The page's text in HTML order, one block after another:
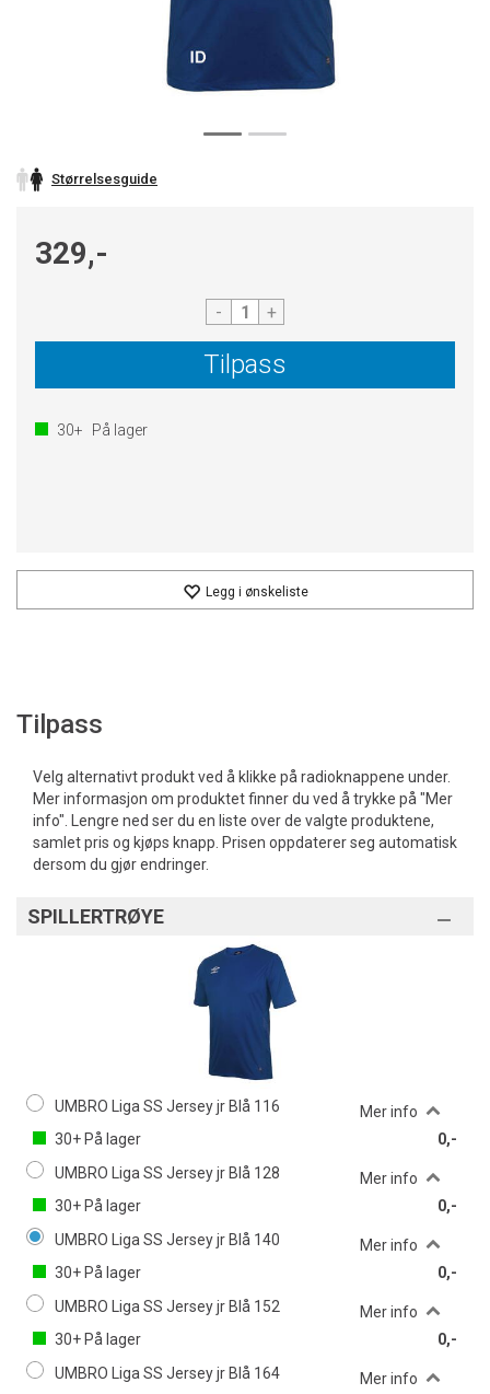
Størrelsesguide
329,-
- +
Tilpass
30+ På lager
Legg i ønskeliste
Tilpass
Velg alternativt produkt ved å klikke på radioknappene under.
Mer informasjon om produktet finner du ved å trykke på "Mer
info". Lengre ned ser du en liste over de valgte produktene,
samlet pris og kjøps knapp. Prisen oppdaterer seg automatisk
dersom du gjør endringer.
SPILLERTRØYE
UMBRO Liga SS Jersey jr Blå 116
Mer info
30+ På lager
0,-
UMBRO Liga SS Jersey jr Blå 128
Mer info
30+ På lager
0,-
UMBRO Liga SS Jersey jr Blå 140
Mer info
30+ På lager
0,-
UMBRO Liga SS Jersey jr Blå 152
Mer info
30+ På lager
0,-
UMBRO Liga SS Jersey jr Blå 164
Mer info